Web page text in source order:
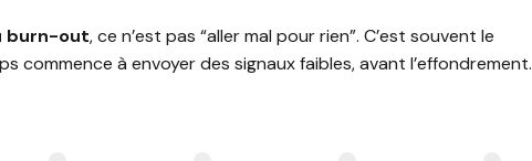
burn-out, ce n’est pas “aller mal pour rien”. C’est souvent le
commence à envoyer des signaux faibles, avant l’effondrement.